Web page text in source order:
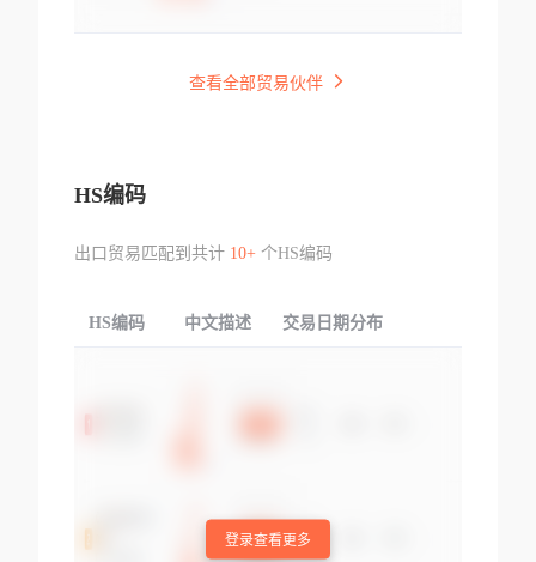
查看全部贸易伙伴
HS编码
出口贸易匹配到共计 10+个HS编码
HS编码 中文描述 交易日期分布
登录查看更多